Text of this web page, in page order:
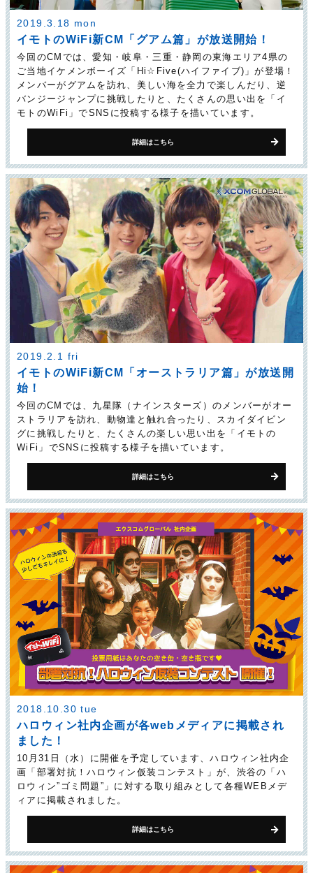
2019.3.18 mon
イモトのWiFi新CM「グアム篇」が放送開始！
今回のCMでは、愛知・岐阜・三重・静岡の東海エリア4県の
ご当地イケメンボーイズ「Hi☆Five(ハイファイブ)」が登場！
メンバーがグアムを訪れ、美しい海を全力で楽しんだり、逆
バンジージャンプに挑戦したりと、たくさんの思い出を「イ
モトのWiFi」でSNSに投稿する様子を描いています。
詳細はこちら
2019.2.1 fri
イモトのWiFi新CM「オーストラリア篇」が放送開
始！
今回のCMでは、九星隊（ナインスターズ）のメンバーがオー
ストラリアを訪れ、動物達と触れ合ったり、スカイダイビン
グに挑戦したりと、たくさんの楽しい思い出を「イモトの
WiFi」でSNSに投稿する様子を描いています。
詳細はこちら
2018.10.30 tue
ハロウィン社内企画が各webメディアに掲載され
ました！
10月31日（水）に開催を予定しています、ハロウィン社内企
画「部署対抗！ハロウィン仮装コンテスト」が、渋谷の「ハ
ロウィン”ゴミ問題”」に対する取り組みとして各種WEBメデ
ィアに掲載されました。
詳細はこちら